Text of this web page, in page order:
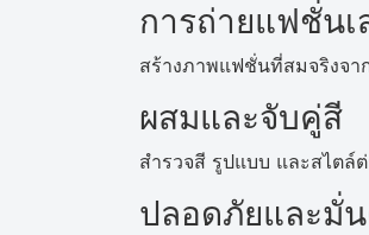
การถ่ายแฟชั่นเ
สร้างภาพแฟชั่นที่สมจริงจา
ผสมและจับคู่สี
สำรวจสี รูปแบบ และสไตล์
ปลอดภัยและมั่